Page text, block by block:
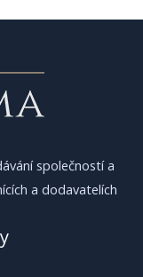
společností a
a dodavatelích